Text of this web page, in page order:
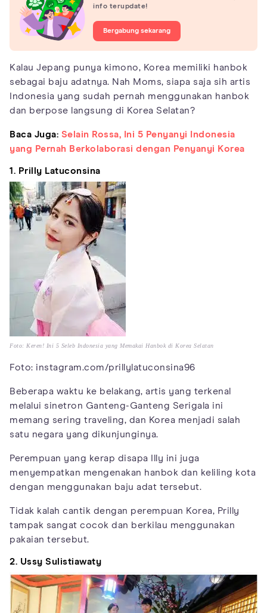
info terupdate!
Bergabung sekarang
Kalau Jepang punya kimono, Korea memiliki hanbok
sebagai baju adatnya. Nah Moms, siapa saja sih artis
Indonesia yang sudah pernah menggunakan hanbok
dan berpose langsung di Korea Selatan?
Baca Juga: Selain Rossa, Ini 5 Penyanyi Indonesia
yang Pernah Berkolaborasi dengan Penyanyi Korea
1. Prilly Latuconsina
Foto: Keren! Ini 5 Seleb Indonesia yang Memakai Hanbok di Korea Selatan
Foto: instagram.com/prillylatuconsina96
Beberapa waktu ke belakang, artis yang terkenal
melalui sinetron Ganteng-Ganteng Serigala ini
memang sering traveling, dan Korea menjadi salah
satu negara yang dikunjunginya.
Perempuan yang kerap disapa Illy ini juga
menyempatkan mengenakan hanbok dan keliling kota
dengan menggunakan baju adat tersebut.
Tidak kalah cantik dengan perempuan Korea, Prilly
tampak sangat cocok dan berkilau menggunakan
pakaian tersebut.
2. Ussy Sulistiawaty